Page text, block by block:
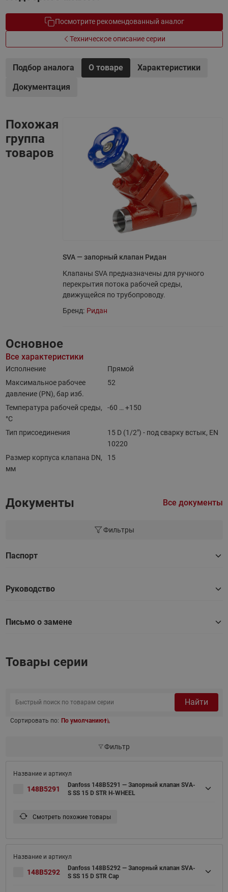
Посмотрите рекомендованный аналог
Техническое описание серии
Подбор аналога О товаре
Характеристики
Документация
Похожая
группа
товаров
SVA — запорный клапан Ридан
Клапаны SVA предназначены для ручного
перекрытия потока рабочей среды,
движущейся по трубопроводу.
Бренд: Ридан
Основное
Все характеристики
Исполнение
Прямой
Максимальное рабочее
давление (PN), бар изб.
52
Температура рабочей среды,
°С
-60 … +150
Тип присоединения
15 D (1/2") - под сварку встык, EN
10220
Размер корпуса клапана DN,
мм
15
Документы Все документы
Фильтры
Паспорт
Руководство
Письмо о замене
Товары серии
Найти
Сортировать по: По умолчанию
Фильтр
148B5291
Danfoss 148B5291 — Запорный клапан SVA-
S SS 15 D STR H-WHEEL
Смотреть похожие товары
148B5292
Danfoss 148B5292 — Запорный клапан SVA-
S SS 15 D STR Cap